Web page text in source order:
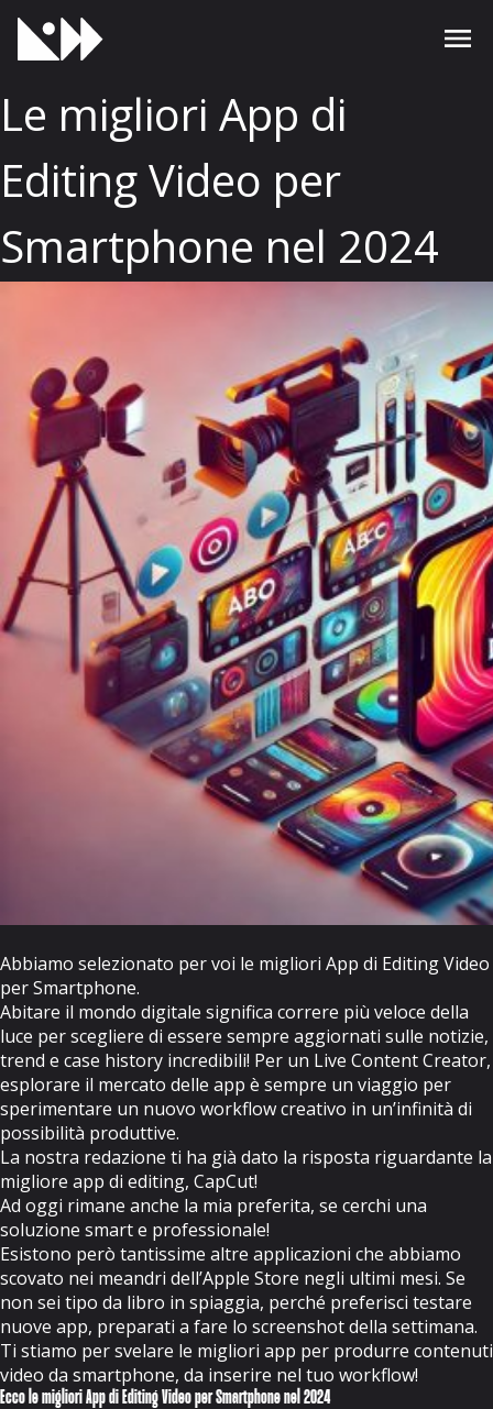
Le migliori App di
Editing Video per
Smartphone nel 2024
Abbiamo selezionato per voi le migliori App di Editing Video
per Smartphone.
Abitare il mondo digitale significa correre più veloce della
luce per scegliere di essere sempre aggiornati sulle notizie,
trend e case history incredibili! Per un Live Content Creator,
esplorare il mercato delle app è sempre un viaggio per
sperimentare un nuovo workflow creativo in un’infinità di
possibilità produttive.
La nostra redazione ti ha già dato la risposta riguardante la
migliore app di editing, CapCut!
Ad oggi rimane anche la mia preferita, se cerchi una
soluzione smart e professionale!
Esistono però tantissime altre applicazioni che abbiamo
scovato nei meandri dell’Apple Store negli ultimi mesi. Se
non sei tipo da libro in spiaggia, perché preferisci testare
nuove app, preparati a fare lo screenshot della settimana.
Ti stiamo per svelare le migliori app per produrre contenuti
video da smartphone, da inserire nel tuo workflow!
Ecco le migliori App di Editing Video per Smartphone nel 2024